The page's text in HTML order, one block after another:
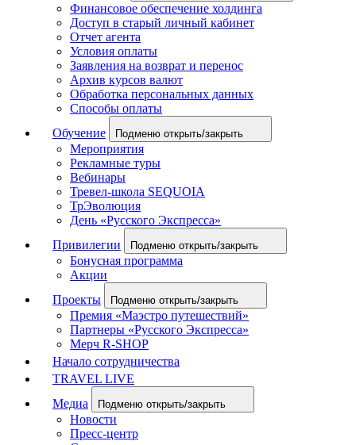
Финансовое обеспечение холдинга
Доступ в старый личный кабинет
Отчет агента
Условия оплаты
Заявления на возврат и перенос
Архив курсов валют
Обработка персональных данных
Способы оплаты
Обучение
Подменю открыть/закрыть
Мероприятия
Рекламные туры
Вебинары
Тревел-школа SEQUOIA
ТрЭволюция
День «Русского Экспресса»
Привилегии
Подменю открыть/закрыть
Бонусная программа
Акции
Проекты
Подменю открыть/закрыть
Премия «Маэстро путешествий»
Партнеры «Русского Экспресса»
Мерч R-SHOP
Начало сотрудничества
TRAVEL LIVE
Медиа
Подменю открыть/закрыть
Новости
Пресс-центр